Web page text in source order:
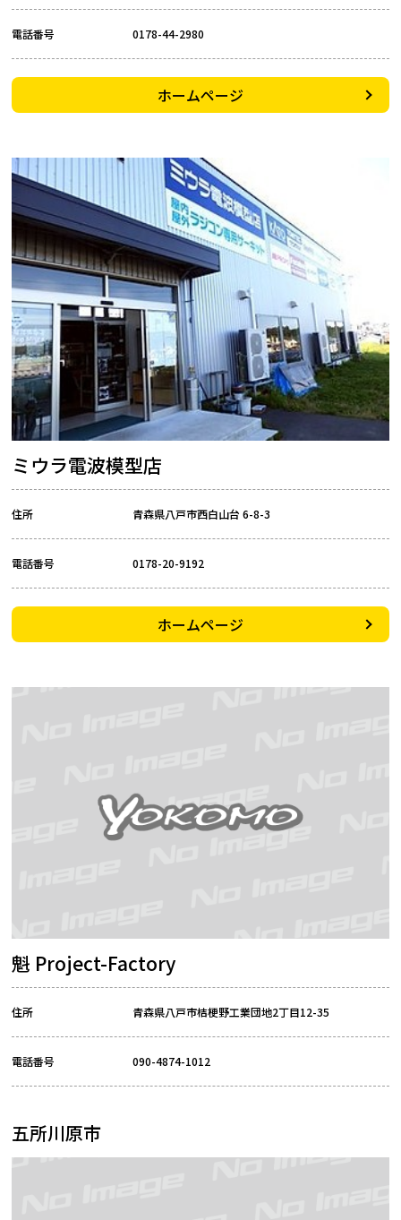
電話番号 0178-44-2980
ホームページ
ミウラ電波模型店
住所 青森県八戸市西白山台 6-8-3
電話番号 0178-20-9192
ホームページ
魁 Project-Factory
住所 青森県八戸市桔梗野工業団地2丁目12-35
電話番号 090-4874-1012
五所川原市